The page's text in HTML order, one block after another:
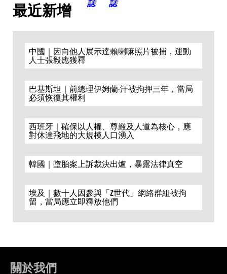
最近新增
中國｜因向他人展示達賴喇嘛照片被捕，運動
人士張毅應獲釋
巴基斯坦｜前總理伊姆蘭·汗被拘押三年，當局
必須恢復其權利
西班牙｜確保以人權、尊嚴及人道為核心，應
對休達飛地的大規模人口湧入
韓國｜墮胎案上訴裁決出爐，暴露法律真空
埃及｜數十人因參與「Z世代」網絡群組被拘
留，當局應立即釋放他們
關於我們